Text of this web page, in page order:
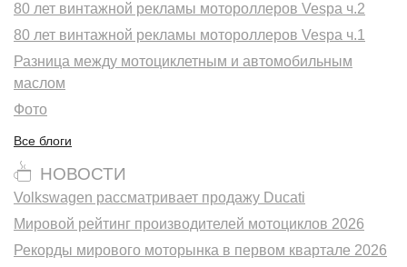
80 лет винтажной рекламы мотороллеров Vespa ч.2
80 лет винтажной рекламы мотороллеров Vespa ч.1
Разница между мотоциклетным и автомобильным
маслом
Фото
Все блоги
НОВОСТИ
Volkswagen рассматривает продажу Ducati
Мировой рейтинг производителей мотоциклов 2026
Рекорды мирового моторынка в первом квартале 2026